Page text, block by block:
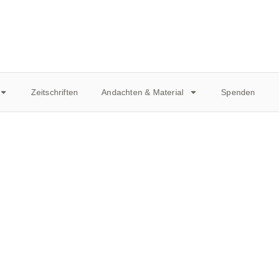
Zeitschriften Andachten & Material Spenden